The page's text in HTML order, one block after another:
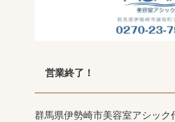
営業終了！
群馬県伊勢崎市美容室アシック